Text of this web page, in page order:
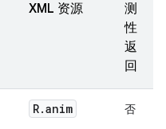
XML 资源
测
性
返
回
R.anim 否